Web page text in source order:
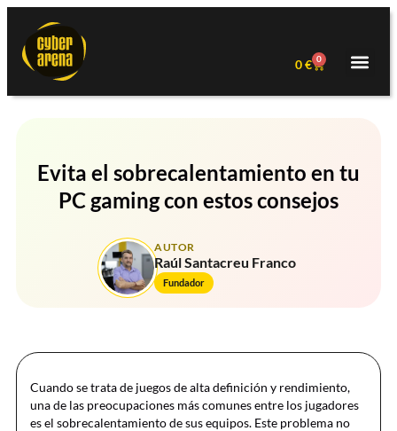
0€ 0
Evita el sobrecalentamiento en tu
PC gaming con estos consejos
AUTOR
Raúl Santacreu Franco
Fundador
Cuando se trata de juegos de alta definición y rendimiento,
una de las preocupaciones más comunes entre los jugadores
es el sobrecalentamiento de sus equipos. Este problema no